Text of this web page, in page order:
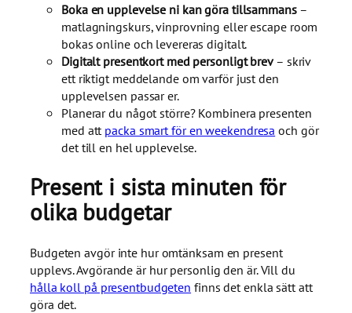
Boka en upplevelse ni kan göra tillsammans–
matlagningskurs, vinprovning eller escape room
bokas online och levereras digitalt.
Digitalt presentkort med personligt brev– skriv
ett riktigt meddelande om varför just den
upplevelsen passar er.
Planerar du något större? Kombinera presenten
med attpacka smart för en weekendresa och gör
det till en hel upplevelse.
Present i sista minuten för
olika budgetar
Budgeten avgör inte hur omtänksam en present
upplevs. Avgörande är hur personlig den är. Vill du
hålla koll på presentbudgeten finns det enkla sätt att
göra det.